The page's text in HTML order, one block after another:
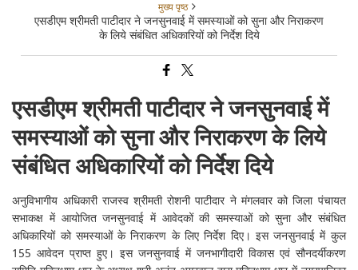
मुख्य पृष्ठ
एसडीएम श्रीमती पाटीदार ने जनसुनवाई में समस्याओं को सुना और निराकरण
के लिये संबंधित अधिकारियों को निर्देश दिये
एसडीएम श्रीमती पाटीदार ने जनसुनवाई में
समस्याओं को सुना और निराकरण के लिये
संबंधित अधिकारियों को निर्देश दिये
अनुविभागीय अधिकारी राजस्व श्रीमती रोशनी पाटीदार ने मंगलवार को जिला पंचायत
सभाकक्ष में आयोजित जनसुनवाई में आवेदकों की समस्याओं को सुना और संबंधित
अधिकारियों को समस्याओं के निराकरण के लिए निर्देश दिए। इस जनसुनवाई में कुल
155 आवेदन प्राप्त हुए। इस जनसुनवाई में जनभागीदारी विकास एवं सौनदर्यीकरण